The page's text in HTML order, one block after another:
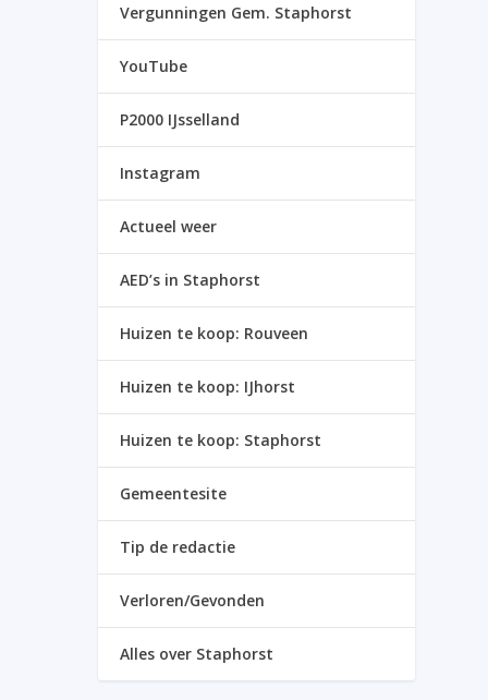
Vergunningen Gem. Staphorst
YouTube
P2000 IJsselland
Instagram
Actueel weer
AED’s in Staphorst
Huizen te koop: Rouveen
Huizen te koop: IJhorst
Huizen te koop: Staphorst
Gemeentesite
Tip de redactie
Verloren/Gevonden
Alles over Staphorst